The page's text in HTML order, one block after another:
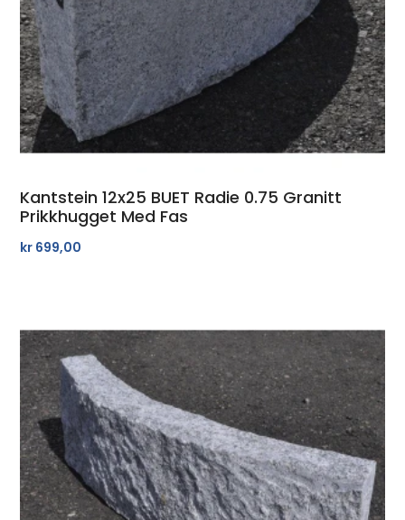
Kantstein 12x25 BUET Radie 0.75 Granitt
Prikkhugget Med Fas
kr 699,00